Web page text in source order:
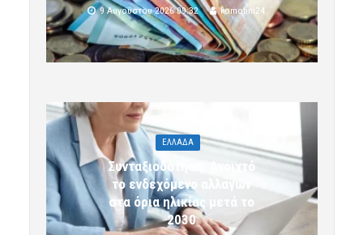
9 Αυγούστου 2026 09:32 komotini24
ΕΛΛΑΔΑ
Συνταξιοδότηση: Ανοιχτό
το ενδεχόμενο αλλαγών
στα όρια ηλικίας μετά το
2030